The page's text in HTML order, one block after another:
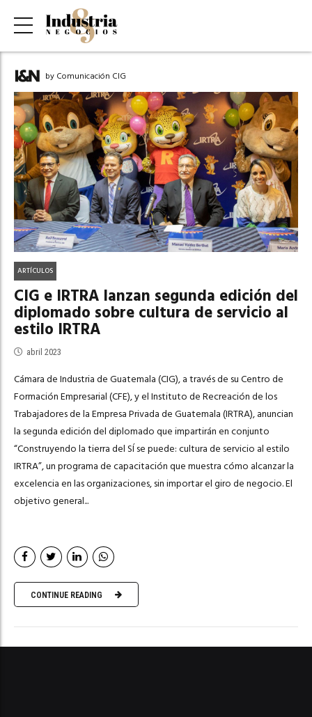
by Comunicación CIG
ARTÍCULOS
CIG e IRTRA lanzan segunda edición del
diplomado sobre cultura de servicio al
estilo IRTRA
abril 2023
Cámara de Industria de Guatemala (CIG), a través de su Centro de
Formación Empresarial (CFE), y el Instituto de Recreación de los
Trabajadores de la Empresa Privada de Guatemala (IRTRA), anuncian
la segunda edición del diplomado que impartirán en conjunto
“Construyendo la tierra del SÍ se puede: cultura de servicio al estilo
IRTRA”, un programa de capacitación que muestra cómo alcanzar la
excelencia en las organizaciones, sin importar el giro de negocio. El
objetivo general...
CONTINUE READING